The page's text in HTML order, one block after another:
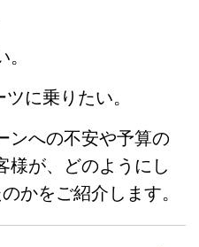
に乗りたい。
ンへの不安や予算の
様が、どのようにし
かをご紹介します。